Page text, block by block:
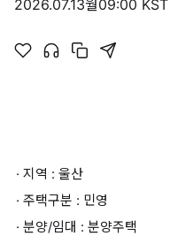
2026.07.13월09:00 KST
· 지역 : 울산
· 주택구분 : 민영
· 분양/임대 : 분양주택